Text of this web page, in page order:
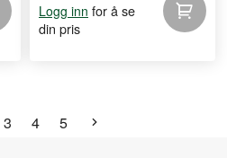
Logg inn for å se
din pris
3 4 5